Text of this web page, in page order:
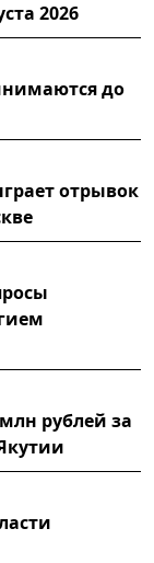
2026
до
отрывок
рублей за